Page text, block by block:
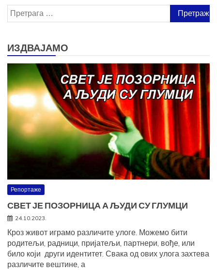
Претрага
за:
ИЗДВАЈАМО
Репортаже
СВЕТ ЈЕ ПОЗОРНИЦА А ЉУДИ СУ ГЛУМЦИ
24.10.2023.
Кроз живот играмо различите улоге. Можемо бити
родитељи, радници, пријатељи, партнери, вође, или
било који други идентитет. Свака од ових улога захтева
различите вештине, а